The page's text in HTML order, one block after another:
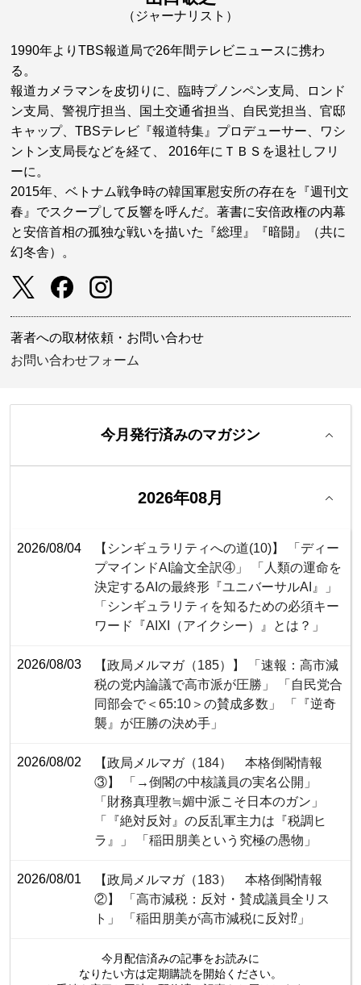
（ジャーナリスト）
1990年よりTBS報道局で26年間テレビニュースに携わ
る。
報道カメラマンを皮切りに、臨時プノンペン支局、ロンド
ン支局、警視庁担当、国土交通省担当、自民党担当、官邸
キャップ、TBSテレビ『報道特集』プロデューサー、ワシ
ントン支局長などを経て、 2016年にＴＢＳを退社しフリ
ーに。
2015年、ベトナム戦争時の韓国軍慰安所の存在を『週刊文
春』でスクープして反響を呼んだ。著書に安倍政権の内幕
と安倍首相の孤独な戦いを描いた『総理』『暗闘』（共に
幻冬舎）。
著者への取材依頼・お問い合わせ
お問い合わせフォーム
今月発行済みのマガジン
2026年08月
2026/08/04
【シンギュラリティへの道(10)】 「ディー
プマインドAI論文全訳④」 「人類の運命を
決定するAIの最終形『ユニバーサルAI』」
「シンギュラリティを知るための必須キー
ワード『AIXI（アイクシー）』とは？」
2026/08/03
【政局メルマガ（185）】 「速報：高市減
税の党内論議で高市派が圧勝」 「自民党合
同部会で＜65:10＞の賛成多数」 「『逆奇
襲』が圧勝の決め手」
2026/08/02
【政局メルマガ（184） 本格倒閣情報
③】 「→倒閣の中核議員の実名公開」
「財務真理教≒媚中派こそ日本のガン」
「『絶対反対』の反乱軍主力は『税調ヒ
ラ』」 「稲田朋美という究極の愚物」
2026/08/01
【政局メルマガ（183） 本格倒閣情報
②】 「高市減税：反対・賛成議員全リス
ト」 「稲田朋美が高市減税に反対⁉」
今月配信済みの記事をお読みに
なりたい方は定期購読を開始ください。